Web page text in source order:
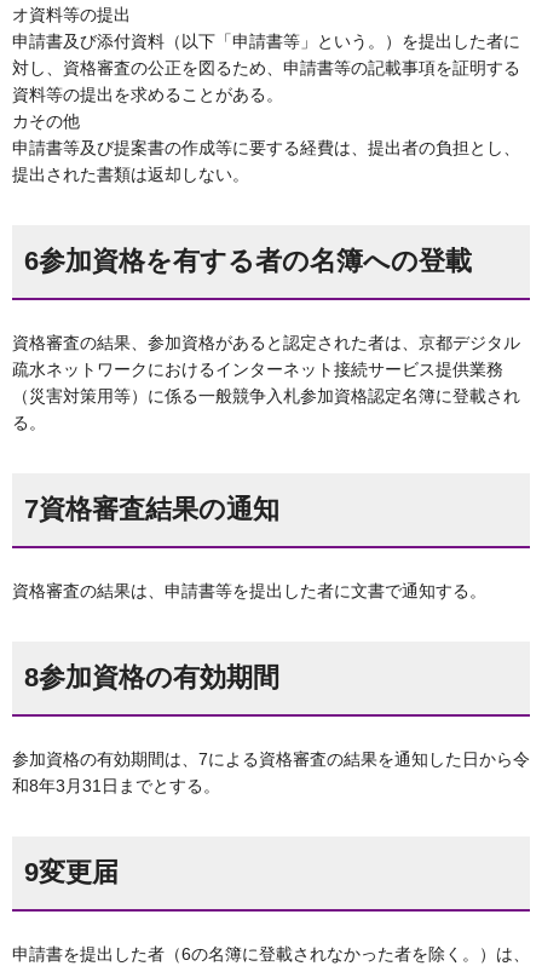
オ資料等の提出
申請書及び添付資料（以下「申請書等」という。）を提出した者に
対し、資格審査の公正を図るため、申請書等の記載事項を証明する
資料等の提出を求めることがある。
カその他
申請書等及び提案書の作成等に要する経費は、提出者の負担とし、
提出された書類は返却しない。
6参加資格を有する者の名簿への登載
資格審査の結果、参加資格があると認定された者は、京都デジタル
疏水ネットワークにおけるインターネット接続サービス提供業務
（災害対策用等）に係る一般競争入札参加資格認定名簿に登載され
る。
7資格審査結果の通知
資格審査の結果は、申請書等を提出した者に文書で通知する。
8参加資格の有効期間
参加資格の有効期間は、7による資格審査の結果を通知した日から令
和8年3月31日までとする。
9変更届
申請書を提出した者（6の名簿に登載されなかった者を除く。）は、